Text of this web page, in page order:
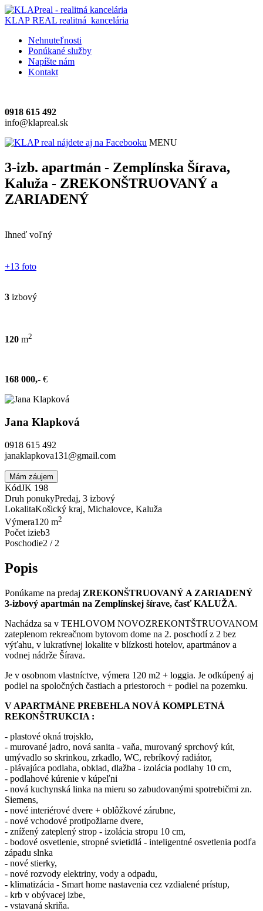
KLAP REAL realitná kancelária
Nehnuteľnosti
Ponúkané služby
Napíšte nám
Kontakt
0918 615 492
info@klapreal.sk
MENU
3-izb. apartmán - Zemplínska Šírava,
Kaluža - ZREKONŠTRUOVANÝ a
ZARIADENÝ
Ihneď voľný
+13 foto
3 izbový
120 m2
168 000,- €
Jana Klapková
0918 615 492
janaklapkova131@gmail.com
Mám záujem
KódJK 198
Druh ponukyPredaj, 3 izbový
LokalitaKošický kraj, Michalovce, Kaluža
Výmera120 m2
Počet izieb3
Poschodie2 / 2
Popis
Ponúkame na predaj ZREKONŠTRUOVANÝ A ZARIADENÝ
3-izbový apartmán na Zemplínskej šírave, časť KALUŽA.
Nachádza sa v TEHLOVOM NOVOZREKONTŠTRUOVANOM
zateplenom rekreačnom bytovom dome na 2. poschodí z 2 bez
výťahu, v lukratívnej lokalite v blízkosti hotelov, apartmánov a
vodnej nádrže Šírava.
Je v osobnom vlastníctve, výmera 120 m2 + loggia. Je odkúpený aj
podiel na spoločných častiach a priestoroch + podiel na pozemku.
V APARTMÁNE PREBEHLA NOVÁ KOMPLETNÁ
REKONŠTRUKCIA :
- plastové okná trojsklo,
- murované jadro, nová sanita - vaňa, murovaný sprchový kút,
umývadlo so skrinkou, zrkadlo, WC, rebríkový radiátor,
- plávajúca podlaha, obklad, dlažba - izolácia podlahy 10 cm,
- podlahové kúrenie v kúpeľni
- nová kuchynská linka na mieru so zabudovanými spotrebičmi zn.
Siemens,
- nové interiérové dvere + oblôžkové zárubne,
- nové vchodové protipožiarne dvere,
- znížený zateplený strop - izolácia stropu 10 cm,
- bodové osvetlenie, stropné svietidlá - inteligentné osvetlenia podľa
západu slnka
- nové stierky,
- nové rozvody elektriny, vody a odpadu,
- klimatizácia - Smart home nastavenia cez vzdialené prístup,
- krb v obývacej izbe,
- vstavaná skriňa.